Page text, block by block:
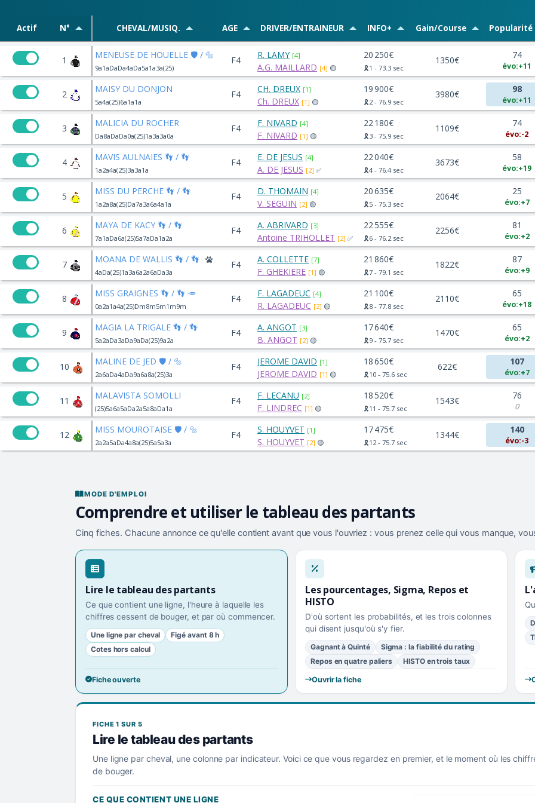
Actif N° CHEVAL/MUSIQ. AGE DRIVER/ENTRAINEUR INFO+ Gain/Course Popularité
1 MENEUSE DE HOUELLE 🛡️ / 🔩
9a1aDaDa4aDa5a1a3a(25)
F4 R. LAMY [4]
A.G. MAILLARD [4] 🟡
20 250€
🎗️1 - 73.3 sec
1350€ 74
évo:+11
2 MAISY DU DONJON
5a4a(25)6a1a1a
F4 CH. DREUX [1]
Ch. DREUX [1] 🟡
19 900€
🎗️2 - 76.9 sec
3980€ 98
évo:+11
3 MALICIA DU ROCHER
Da8aDaDa0a(25)1a3a3a0a
F4 F. NIVARD [4]
F. NIVARD [1] 🟡
22 180€
🎗️3 - 75.9 sec
1109€ 74
évo:-2
4 MAVIS AULNAIES 👣 / 👣
1a2a4a(25)3a3a1a
F4 E. DE JESUS [4]
A. DE JESUS [2] ✅
22 040€
🎗️4 - 76.4 sec
3673€ 58
évo:+19
5 MISS DU PERCHE 👣 / 👣
1a2a8a(25)Da7a3a6a4a1a
F4 D. THOMAIN [4]
V. SEGUIN [2] 🟡
20 635€
🎗️5 - 75.3 sec
2064€ 25
évo:+7
6 MAYA DE KACY 👣 / 👣
7a1aDa6a(25)5a7aDa1a2a
F4 A. ABRIVARD [3]
Antoine TRIHOLLET [2] ✅
22 555€
🎗️6 - 76.2 sec
2256€ 81
évo:+2
7 MOANA DE WALLIS 👣 / 👣
4aDa(25)1a3a6a2a6aDa3a
F4 A. COLLETTE [7]
F. GHEKIERE [1] 🟡
21 860€
🎗️7 - 79.1 sec
1822€ 87
évo:+9
8 MISS GRAIGNES 👣 / 👣 🥕
0a2a1a4a(25)Dm8m5m1m9m
F4 F. LAGADEUC [4]
R. LAGADEUC [2] 🟡
21 100€
🎗️8 - 77.8 sec
2110€ 65
évo:+18
9 MAGIA LA TRIGALE 👣 / 👣
5a2aDa3aDa9aDa(25)9a2a
F4 A. ANGOT [3]
B. ANGOT [2] 🟡
17 640€
🎗️9 - 75.7 sec
1470€ 65
évo:+2
10 MALINE DE JED 🛡️ / 🔩
2a6aDa4aDa9a6a8a(25)3a
F4 JEROME DAVID [1]
JEROME DAVID [1] 🟡
18 650€
🎗️10 - 75.6 sec
622€ 107
évo:+7
11 MALAVISTA SOMOLLI
(25)5a6a5aDa2a5a8aDa1a
F4 F. LECANU [2]
F. LINDREC [1] 🟡
18 520€
🎗️11 - 75.7 sec
1543€ 76
0
12 MISS MOUROTAISE 🛡️ / 🔩
2a2a5aDa4a8a(25)5a5a3a
F4 S. HOUYVET [1]
S. HOUYVET [2] 🟡
17 475€
🎗️12 - 75.7 sec
1344€ 140
évo:-3
MODE D'EMPLOI
Comprendre et utiliser le tableau des partants
Cinq fiches. Chacune annonce ce qu'elle contient avant que vous l'ouvriez : vous prenez celle qui vous manque,
Lire le tableau des partants
Ce que contient une ligne, l'heure à laquelle les
chiffres cessent de bouger, et par où commencer.
Une ligne par cheval
Figé avant 8 h
Cotes hors calcul
Fiche ouverte
Les pourcentages, Sigma, Repos et
HISTO
D'où sortent les probabilités, et les trois colonnes
qui disent jusqu'où s'y fier.
Gagnant à Quinté
Sigma : la fiabilité du rating
Repos en quatre paliers
HISTO en trois taux
Ouvrir la fiche
FICHE 1 SUR 5
Lire le tableau des partants
Une ligne par cheval, une colonne par indicateur. Voici ce que vous regardez en premier, et le moment où les
de bouger.
CE QUE CONTIENT UNE LIGNE